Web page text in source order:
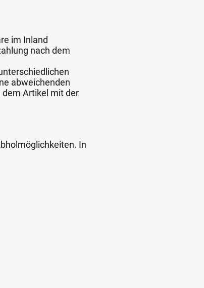
im Inland
nach dem
abweichenden
Artikel mit der
In